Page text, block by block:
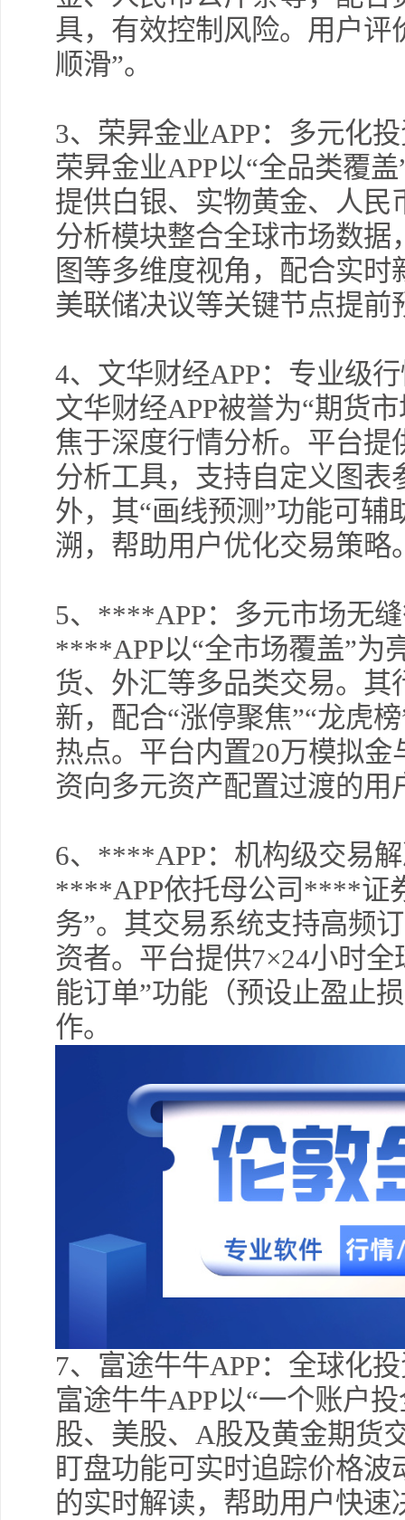
具，有效控制风险。用户评
顺滑”。
3、荣昇金业APP：多元化
荣昇金业APP以“全品类覆
提供白银、实物黄金、人
分析模块整合全球市场数
图等多维度视角，配合实
美联储决议等关键节点提
4、文华财经APP：专业级
文华财经APP被誉为“期货
焦于深度行情分析。平台提
分析工具，支持自定义图
外，其“画线预测”功能可
溯，帮助用户优化交易策略
5、****APP：多元市场无
****APP以“全市场覆盖”为
货、外汇等多品类交易。
新，配合“涨停聚焦”“龙虎
热点。平台内置20万模拟
资向多元资产配置过渡的用
6、****APP：机构级交易
****APP依托母公司****证
务”。其交易系统支持高频
资者。平台提供7×24小时
能订单”功能（预设止盈止
作。
7、富途牛牛APP：全球化
富途牛牛APP以“一个账户
股、美股、A股及黄金期货
盯盘功能可实时追踪价格
的实时解读，帮助用户快